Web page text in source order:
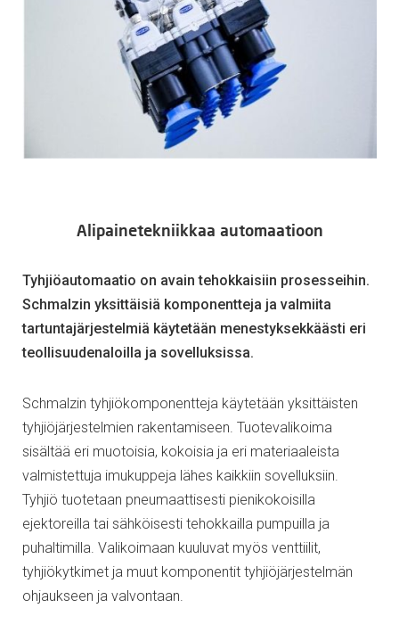
Alipainetekniikkaa automaatioon
Tyhjiöautomaatio on avain tehokkaisiin prosesseihin.
Schmalzin yksittäisiä komponentteja ja valmiita
tartuntajärjestelmiä käytetään menestyksekkäästi eri
teollisuudenaloilla ja sovelluksissa.
Schmalzin tyhjiökomponentteja käytetään yksittäisten
tyhjiöjärjestelmien rakentamiseen. Tuotevalikoima
sisältää eri muotoisia, kokoisia ja eri materiaaleista
valmistettuja imukuppeja lähes kaikkiin sovelluksiin.
Tyhjiö tuotetaan pneumaattisesti pienikokoisilla
ejektoreilla tai sähköisesti tehokkailla pumpuilla ja
puhaltimilla. Valikoimaan kuuluvat myös venttiilit,
tyhjiökytkimet ja muut komponentit tyhjiöjärjestelmän
ohjaukseen ja valvontaan.